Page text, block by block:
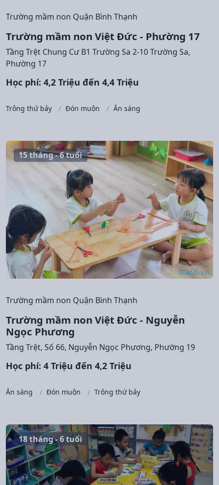
Trường mầm non Quận Bình Thạnh
Trường mầm non Việt Đức - Phường 17
Tầng Trệt Chung Cư B1 Trường Sa 2-10 Trường Sa,
Phường 17
Học phí: 4,2 Triệu đến 4,4 Triệu
Trông thứ bảy Đón muộn Ăn sáng
15 tháng - 6 tuổi
Trường mầm non Quận Bình Thạnh
Trường mầm non Việt Đức - Nguyễn
Ngọc Phương
Tầng Trệt, Số 66, Nguyễn Ngọc Phương, Phường 19
Học phí: 4 Triệu đến 4,2 Triệu
Ăn sáng Đón muộn Trông thứ bảy
18 tháng - 6 tuổi